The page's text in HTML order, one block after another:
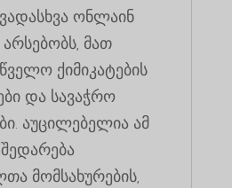
ონლაინ
მათ
ქიმიკატების
და სავაჭრო
აუცილებელია ამ
მომსახურების,